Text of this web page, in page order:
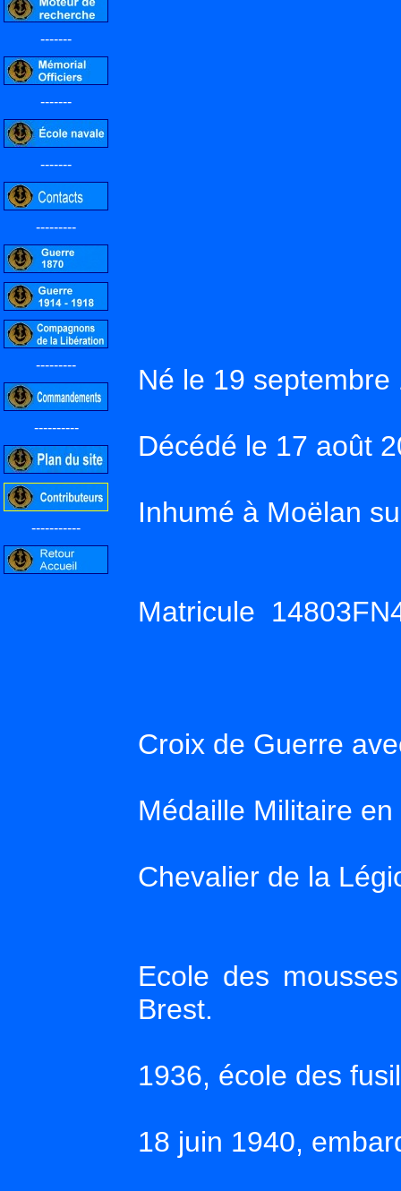
-------
-------
-------
---------
---------
----------
-----------
Né le 19
Décédé le 17 août
Inhumé à Moëlan
Matricule
Croix de Guerre
Médaille Militaire en
Chevalier de la
Ecole des
Brest.
1936, école des
18 juin 1940,